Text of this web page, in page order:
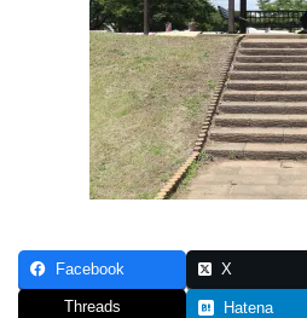
Facebook X
Threads Hatena